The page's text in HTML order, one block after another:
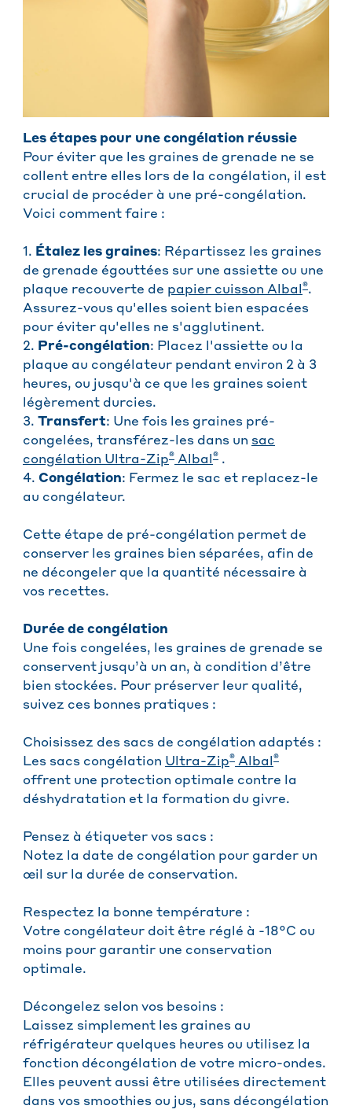
Les étapes pour une congélation réussie
Pour éviter que les graines de grenade ne se
collent entre elles lors de la congélation, il est
crucial de procéder à une pré-congélation.
Voici comment faire :
1. Étalez les graines: Répartissez les graines
de grenade égouttées sur une assiette ou une
plaque recouverte de papier cuisson Albal ®.
Assurez-vous qu'elles soient bien espacées
pour éviter qu'elles ne s'agglutinent.
2. Pré-congélation: Placez l'assiette ou la
plaque au congélateur pendant environ 2 à 3
heures, ou jusqu'à ce que les graines soient
légèrement durcies.
3. Transfert: Une fois les graines pré-
congelées, transférez-les dans un sac
congélation Ultra-Zip® Albal ® .
4. Congélation: Fermez le sac et replacez-le
au congélateur.
Cette étape de pré-congélation permet de
conserver les graines bien séparées, afin de
ne décongeler que la quantité nécessaire à
vos recettes.
Durée de congélation
Une fois congelées, les graines de grenade se
conservent jusqu’à un an, à condition d’être
bien stockées. Pour préserver leur qualité,
suivez ces bonnes pratiques :
Choisissez des sacs de congélation adaptés :
Les sacs congélation Ultra-Zip® Albal ®
offrent une protection optimale contre la
déshydratation et la formation du givre.
Pensez à étiqueter vos sacs :
Notez la date de congélation pour garder un
œil sur la durée de conservation.
Respectez la bonne température :
Votre congélateur doit être réglé à -18°C ou
moins pour garantir une conservation
optimale.
Décongelez selon vos besoins :
Laissez simplement les graines au
réfrigérateur quelques heures ou utilisez la
fonction décongélation de votre micro-ondes.
Elles peuvent aussi être utilisées directement
dans vos smoothies ou jus, sans décongélation